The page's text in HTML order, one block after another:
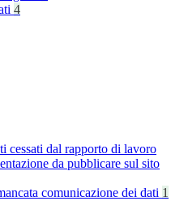
4
cessati dal rapporto di lavoro
da pubblicare sul sito
comunicazione dei dati 1